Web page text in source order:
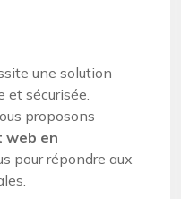
une solution
et sécurisée.
proposons
web en
pour répondre aux